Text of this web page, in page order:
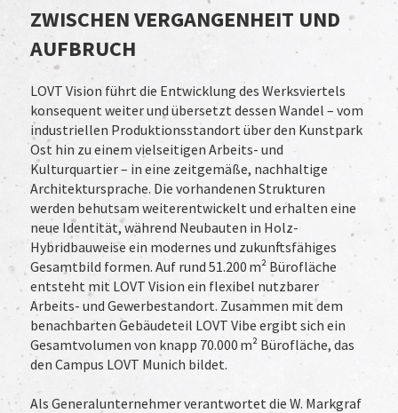
ZWISCHEN VERGANGENHEIT UND
AUFBRUCH
LOVT Vision führt die Entwicklung des Werksviertels
konsequent weiter und übersetzt dessen Wandel – vom
industriellen Produktionsstandort über den Kunstpark
Ost hin zu einem vielseitigen Arbeits- und
Kulturquartier – in eine zeitgemäße, nachhaltige
Architektursprache. Die vorhandenen Strukturen
werden behutsam weiterentwickelt und erhalten eine
neue Identität, während Neubauten in Holz-
Hybridbauweise ein modernes und zukunftsfähiges
Gesamtbild formen. Auf rund 51.200 m² Bürofläche
entsteht mit LOVT Vision ein flexibel nutzbarer
Arbeits- und Gewerbestandort. Zusammen mit dem
benachbarten Gebäudeteil LOVT Vibe ergibt sich ein
Gesamtvolumen von knapp 70.000 m² Bürofläche, das
den Campus LOVT Munich bildet.
Als Generalunternehmer verantwortet die W. Markgraf